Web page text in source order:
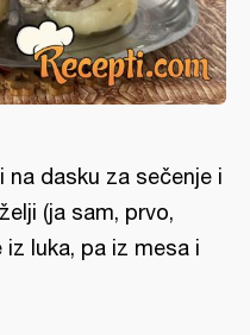
dasku za sečenje i
(ja sam, prvo,
luka, pa iz mesa i